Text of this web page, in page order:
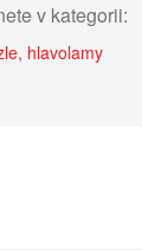
v kategorii:
hlavolamy